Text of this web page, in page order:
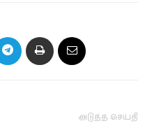
அடுத்த செய்தி